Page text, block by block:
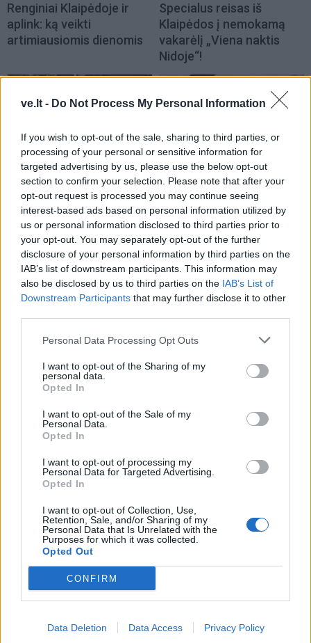
ve.lt - Do Not Process My Personal Information
If you wish to opt-out of the sale, sharing to third parties, or
processing of your personal or sensitive information for
targeted advertising by us, please use the below opt-out
section to confirm your selection. Please note that after your
opt-out request is processed you may continue seeing
interest-based ads based on personal information utilized by
us or personal information disclosed to third parties prior to
your opt-out. You may separately opt-out of the further
disclosure of your personal information by third parties on the
IAB’s list of downstream participants. This information may
also be disclosed by us to third parties on the IAB’s List of
Downstream Participants that may further disclose it to other
Personal Data Processing Opt Outs
I want to opt-out of the Sharing of my
personal data.
Opted In
I want to opt-out of the Sale of my
Personal Data.
Opted In
I want to opt-out of processing my
Personal Data for Targeted Advertising.
Opted In
I want to opt-out of Collection, Use,
Retention, Sale, and/or Sharing of my
Personal Data that Is Unrelated with the
Purposes for which it was collected.
Opted Out
CONFIRM
Data Deletion Data Access Privacy Policy
Renginiai Klaipėdoje ir
aplink: ką veikti
artimiausiomis dienomis
Specialus reisas iš
Klaipėdos į nemokamą
vakarėlį „Viena naktis
Nidoje“!
Renginiai
Tarptautinę jaunimo
dieną Kretingoje –
išskirtinis iššūkis, sporto
varžybos ir koncertai
Renginiai
Jaunimas susitiks su
didžiausiais regiono
darbdaviais
Renginiai
Palangoje kviečia į filmą
laboratoriją
Renginiai
koncerte – organizatorių
Renginiai
Klaipėda kviečia: Europos
čempionato metu –
išskirtinė buriuotojiškų
patirčių kupina šventė
visai šeimai
Klaipėdoje lankysis cirko
vienas įspūdingiausių ir
pavojingiausių cirko
numerių